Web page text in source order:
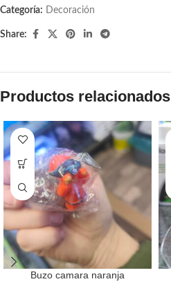
Categoría: Decoración
Share:
Productos relacionados
Buzo camara naranja